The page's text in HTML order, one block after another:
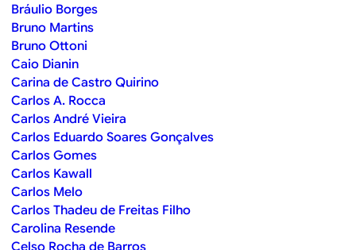
Bráulio Borges
Bruno Martins
Bruno Ottoni
Caio Dianin
Carina de Castro Quirino
Carlos A. Rocca
Carlos André Vieira
Carlos Eduardo Soares Gonçalves
Carlos Gomes
Carlos Kawall
Carlos Melo
Carlos Thadeu de Freitas Filho
Carolina Resende
Celso Rocha de Barros